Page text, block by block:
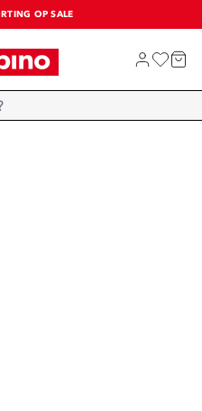
OP SALE
KANS!
NIEUW